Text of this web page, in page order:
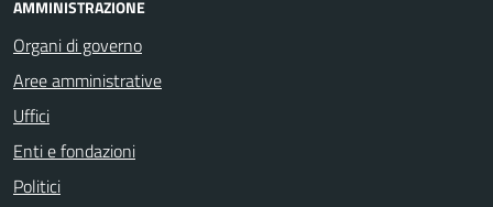
AMMINISTRAZIONE
Organi di governo
Aree amministrative
Uffici
Enti e fondazioni
Politici